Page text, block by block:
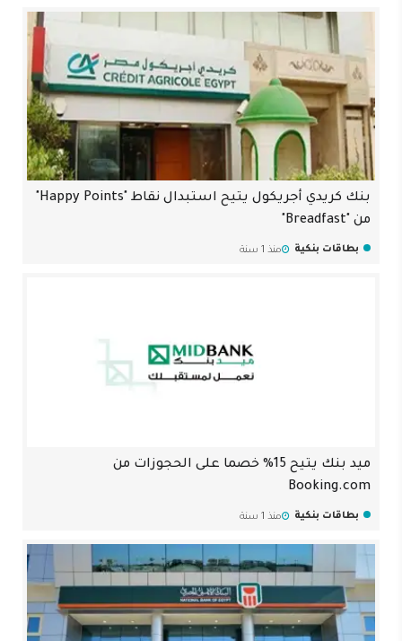
من "Breadfast"
بطاقات بنكية منذ 1 سنة
ميد بنك يتيح 15% خصما على الحجوزات من
Booking.com
بطاقات بنكية منذ 1 سنة